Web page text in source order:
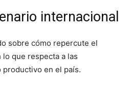
internacional
sobre cómo repercute el
que respecta a las
en el país.